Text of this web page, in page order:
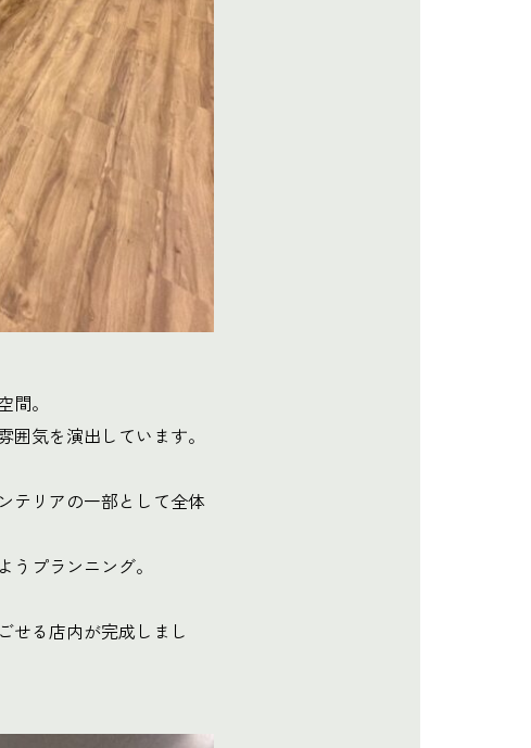
。
気を演出しています。
テリアの一部として全体
プランニング。
せる店内が完成しまし